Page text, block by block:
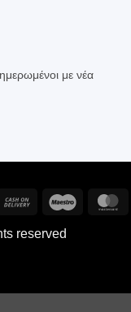
με νέα
reserved
Cash
Delivery
Maestro